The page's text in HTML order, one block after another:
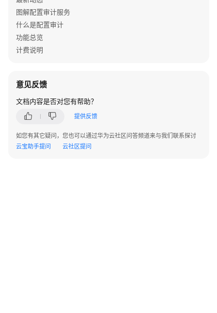
用
合
践
图解配置审计服务
什么是配置审计
功能总览
计费说明
意见反馈
文档内容是否对您有帮助？
提供反馈
如您有其它疑问，您也可以通过华为云社区问答频道来与我们联系探讨
云宝助手提问
云社区提问